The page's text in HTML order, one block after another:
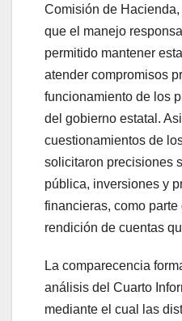
Comisión de
que el manejo
permitido mantener
atender compromisos
funcionamiento de los
del gobierno estatal.
cuestionamientos de
solicitaron precisiones
pública, inversiones y
financieras, como
rendición de cuentas
La comparecencia
análisis del Cuarto
mediante el cual las